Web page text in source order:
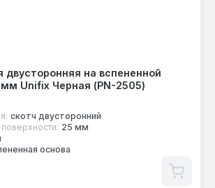
двусторонняя на вспененной
Unifix Черная (PN-2505)
скотч двусторонний
25 мм
основа